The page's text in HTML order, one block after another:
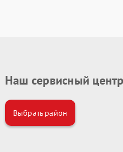
Наш сервисный
Выбрать район